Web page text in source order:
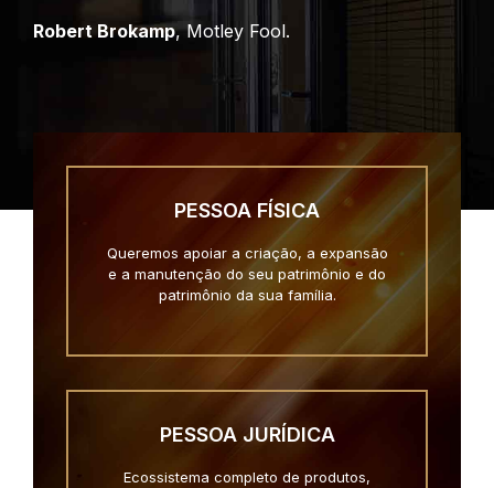
Robert Brokamp, Motley Fool.
PESSOA FÍSICA
Queremos apoiar a criação, a expansão
e a manutenção do seu patrimônio e do
patrimônio da sua família.
PESSOA JURÍDICA
Ecossistema completo de produtos,